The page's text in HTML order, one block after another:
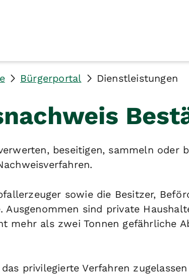
Bürgerportal Dienstleistungen
beseitigen, sammeln oder
sowie die Besitzer,
Ausgenommen sind private
mehr als zwei Tonnen gefährliche
privilegierte Verfahren